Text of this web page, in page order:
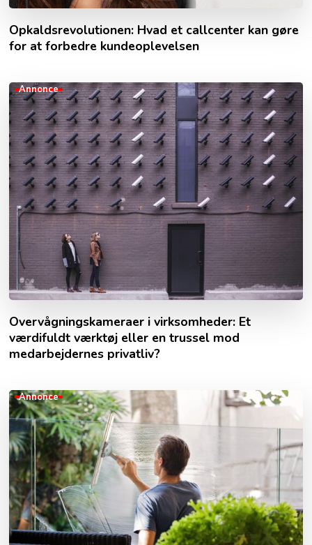
Opkaldsrevolutionen: Hvad et callcenter kan gøre
for at forbedre kundeoplevelsen
Annonce
Overvågningskameraer i virksomheder: Et
værdifuldt værktøj eller en trussel mod
medarbejdernes privatliv?
Annonce